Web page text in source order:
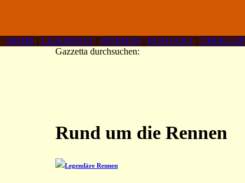
HOME | LESERPOST | SITEMAP| KONTAKT | ÜBER C4F
Gazzetta durchsuchen:
Rund um die Rennen
Legendäre Rennen